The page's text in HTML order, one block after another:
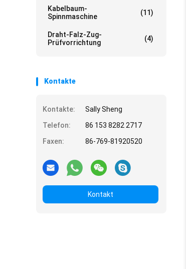
Kabelbaum-
Spinnmaschine
(11)
Draht-Falz-Zug-
Prüfvorrichtung
(4)
Kontakte
Kontakte:
Sally Sheng
Telefon:
86 153 8282 2717
Faxen:
86-769-81920520
Kontakt